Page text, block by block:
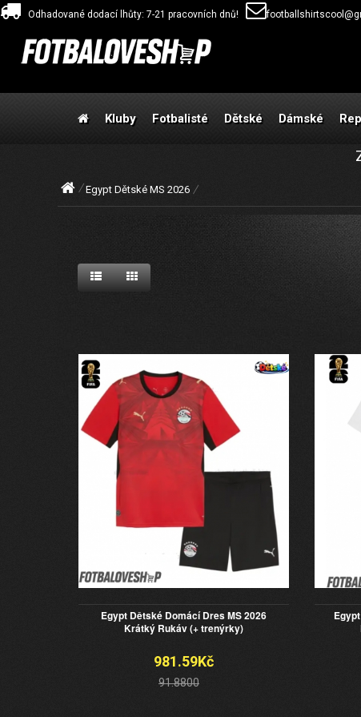
Odhadované dodací lhůty: 7-21 pracovních dnů!
Kluby Fotbalisté Dětské Dámské
Egypt Dětské MS 2026
Egypt Dětské Domácí Dres MS 2026
Krátký Rukáv (+ trenýrky)
981.59Kč
91.8800